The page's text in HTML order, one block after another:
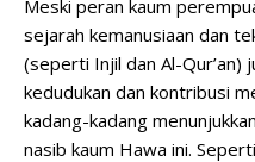
Meski peran kaum
sejarah kemanusiaan dan
(seperti Injil dan Al-Qur’an)
kedudukan dan kontribusi
kadang-kadang
nasib kaum Hawa ini.